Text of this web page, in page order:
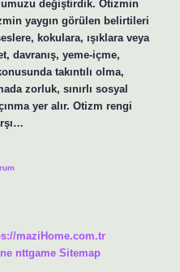
değiştirdik. Otizmin
yaygın görülen belirtileri
kokulara, ışıklara veya
davranış, yeme-içme,
takıntılı olma,
zorluk, sınırlı sosyal
yer alır. Otizm rengi
maziHome.com.tr
nttgame Sitemap